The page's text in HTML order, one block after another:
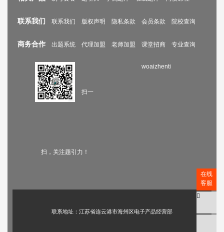
联系我们 联系我们 版权声明 隐私条款 会员条款 院校查询
商务合作 出题系统 代理加盟 老师加盟 课堂招商 专业查询
扫一
扫，关注题引力！
woaizhenti
联系地址：江苏省连云港市海州区电子产品经营部
在线
客服